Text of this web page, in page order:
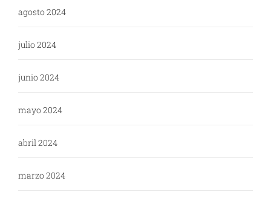
agosto 2024
julio 2024
junio 2024
mayo 2024
abril 2024
marzo 2024